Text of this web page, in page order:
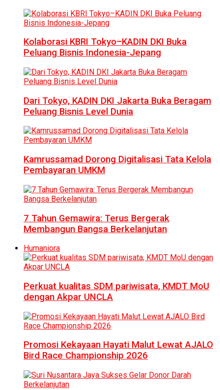
Kolaborasi KBRI Tokyo–KADIN DKI Buka
Peluang Bisnis Indonesia-Jepang
Dari Tokyo, KADIN DKI Jakarta Buka Beragam
Peluang Bisnis Level Dunia
Kamrussamad Dorong Digitalisasi Tata Kelola
Pembayaran UMKM
7 Tahun Gemawira: Terus Bergerak
Membangun Bangsa Berkelanjutan
Humaniora
Perkuat kualitas SDM pariwisata, KMDT MoU
dengan Akpar UNCLA
Promosi Kekayaan Hayati Malut Lewat AJALO
Bird Race Championship 2026